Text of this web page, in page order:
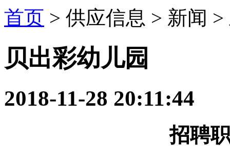
首页 > 供应信息 > 新闻 >
贝出彩幼儿园
2018-11-28 20:11:44
招聘